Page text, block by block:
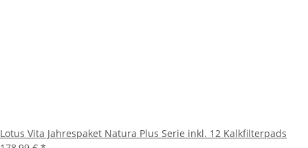
Lotus Vita Jahrespaket Natura Plus Serie inkl. 12 Kalkfilterpads